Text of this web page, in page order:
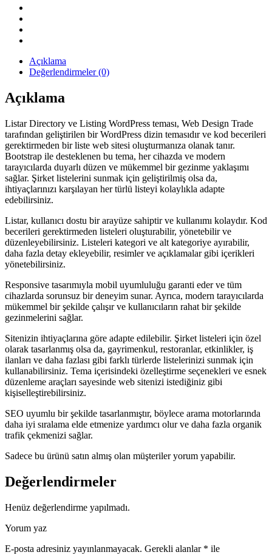
Açıklama
Değerlendirmeler (0)
Açıklama
Listar Directory ve Listing WordPress teması, Web Design Trade
tarafından geliştirilen bir WordPress dizin temasıdır ve kod becerileri
gerektirmeden bir liste web sitesi oluşturmanıza olanak tanır.
Bootstrap ile desteklenen bu tema, her cihazda ve modern
tarayıcılarda duyarlı düzen ve mükemmel bir gezinme yaklaşımı
sağlar. Şirket listelerini sunmak için geliştirilmiş olsa da,
ihtiyaçlarınızı karşılayan her türlü listeyi kolaylıkla adapte
edebilirsiniz.
Listar, kullanıcı dostu bir arayüze sahiptir ve kullanımı kolaydır. Kod
becerileri gerektirmeden listeleri oluşturabilir, yönetebilir ve
düzenleyebilirsiniz. Listeleri kategori ve alt kategoriye ayırabilir,
daha fazla detay ekleyebilir, resimler ve açıklamalar gibi içerikleri
yönetebilirsiniz.
Responsive tasarımıyla mobil uyumluluğu garanti eder ve tüm
cihazlarda sorunsuz bir deneyim sunar. Ayrıca, modern tarayıcılarda
mükemmel bir şekilde çalışır ve kullanıcıların rahat bir şekilde
gezinmelerini sağlar.
Sitenizin ihtiyaçlarına göre adapte edilebilir. Şirket listeleri için özel
olarak tasarlanmış olsa da, gayrimenkul, restoranlar, etkinlikler, iş
ilanları ve daha fazlası gibi farklı türlerde listelerinizi sunmak için
kullanabilirsiniz. Tema içerisindeki özelleştirme seçenekleri ve esnek
düzenleme araçları sayesinde web sitenizi istediğiniz gibi
kişiselleştirebilirsiniz.
SEO uyumlu bir şekilde tasarlanmıştır, böylece arama motorlarında
daha iyi sıralama elde etmenize yardımcı olur ve daha fazla organik
trafik çekmenizi sağlar.
Sadece bu ürünü satın almış olan müşteriler yorum yapabilir.
Değerlendirmeler
Henüz değerlendirme yapılmadı.
Yorum yaz
E-posta adresiniz yayınlanmayacak. Gerekli alanlar * ile